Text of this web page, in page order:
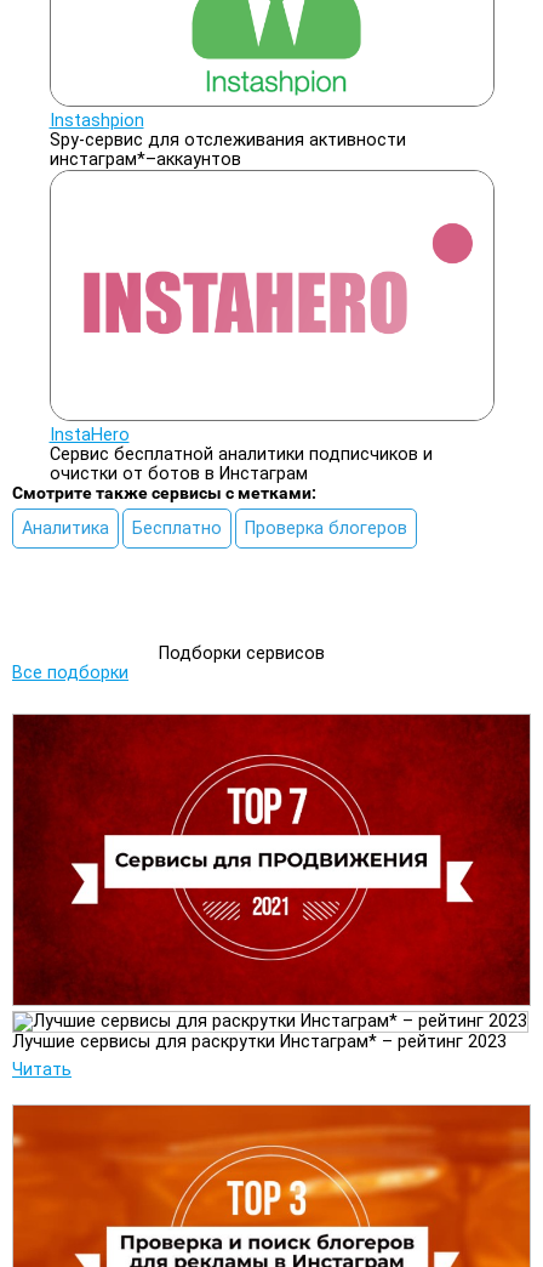
Instashpion
Spy-сервис для отслеживания активности
инстаграм*–аккаунтов
InstaHero
Сервис бесплатной аналитики подписчиков и
очистки от ботов в Инстаграм
Смотрите также сервисы с метками:
Аналитика
Бесплатно Проверка блогеров
Подборки сервисов
Все подборки
Лучшие сервисы для раскрутки Инстаграм* – рейтинг 2023
Читать